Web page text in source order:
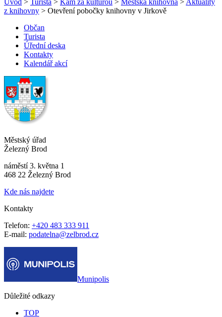
z knihovny > Otevření pobočky knihovny v Jirkově
Občan
Turista
Úřední deska
Kontakty
Kalendář akcí
Městský úřad
Železný Brod
náměstí 3. května 1
468 22 Železný Brod
Kde nás najdete
Kontakty
Telefon: +420 483 333 911
E-mail: podatelna@zelbrod.cz
Munipolis
Důležité odkazy
TOP